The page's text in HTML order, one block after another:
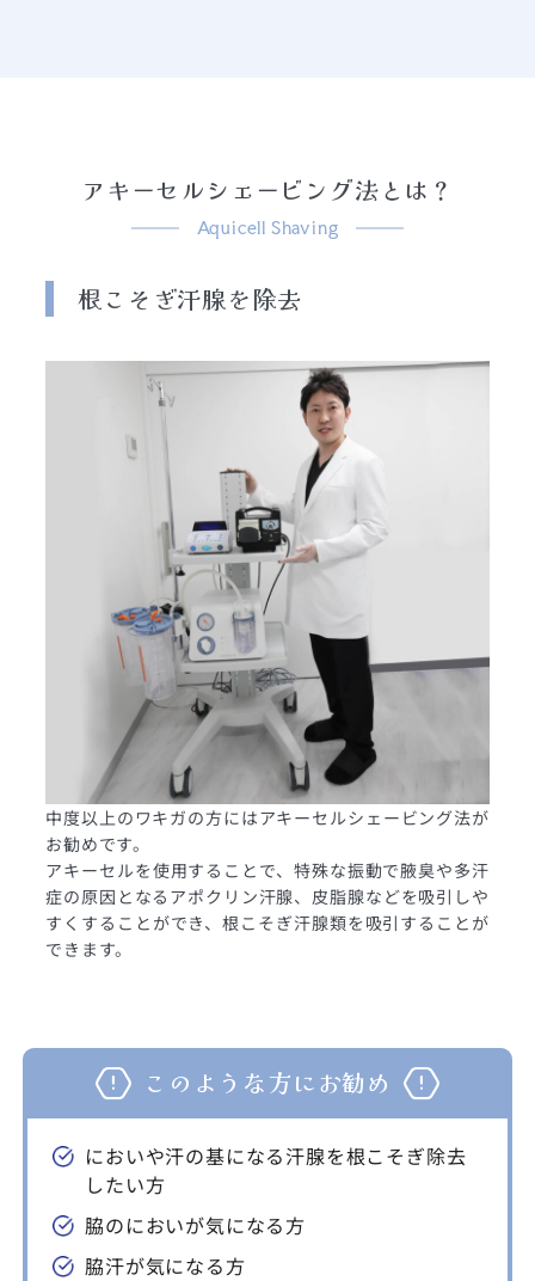
アキーセルシェービング法とは？
Aquicell Shaving
根こそぎ汗腺を除去
中度以上のワキガの方にはアキーセルシェービング法が
お勧めです。
アキーセルを使用することで、特殊な振動で腋臭や多汗
症の原因となるアポクリン汗腺、皮脂腺などを吸引しや
すくすることができ、根こそぎ汗腺類を吸引することが
できます。
このような方にお勧め
においや汗の基になる汗腺を根こそぎ除去
したい方
脇のにおいが気になる方
脇汗が気になる方